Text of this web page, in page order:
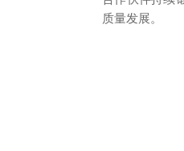
质量发展。